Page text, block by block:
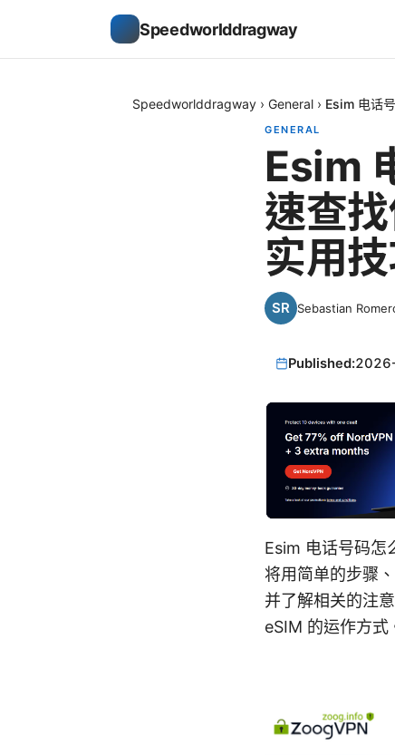
Speedworlddragway
Speedworlddragway › General › Esim 电话
GENERAL
Esim
速查
实用
Sebastian
Published:
Esim 电话号码怎
将用简单的步骤
并了解相关的注
eSIM 的运作方式